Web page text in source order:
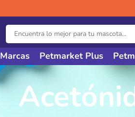
Marcas Petmarket Plus